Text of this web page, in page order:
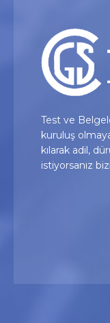
Test ve
kuruluş
kılarak adil,
istiyorsanız